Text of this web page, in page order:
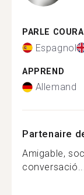
PARLE
Espagnol
APPREND
Allemand
Partenaire
Amigable,